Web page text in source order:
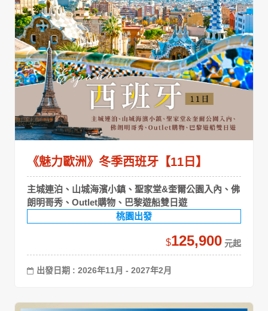
《魅力歐洲》冬季西班牙【11日】
主城連泊、山城海濱小鎮、聖家堂&奎爾公園入內、佛
朗明哥秀、Outlet購物、巴黎遊船雙日遊
桃園出發
$125,900
出發日期 : 2026年11月 - 2027年2月